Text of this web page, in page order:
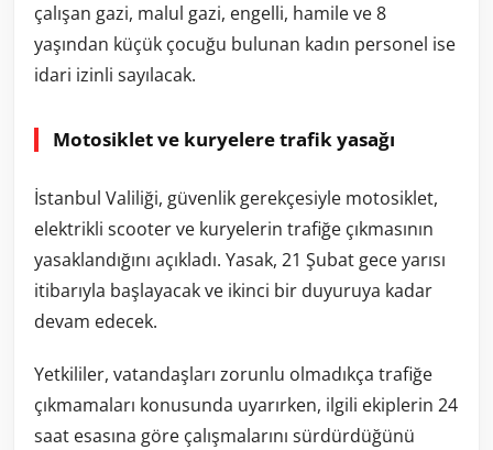
çalışan gazi, malul gazi, engelli, hamile ve 8
yaşından küçük çocuğu bulunan kadın personel ise
idari izinli sayılacak.
Motosiklet ve kuryelere trafik yasağı
İstanbul Valiliği, güvenlik gerekçesiyle motosiklet,
elektrikli scooter ve kuryelerin trafiğe çıkmasının
yasaklandığını açıkladı. Yasak, 21 Şubat gece yarısı
itibarıyla başlayacak ve ikinci bir duyuruya kadar
devam edecek.
Yetkililer, vatandaşları zorunlu olmadıkça trafiğe
çıkmamaları konusunda uyarırken, ilgili ekiplerin 24
saat esasına göre çalışmalarını sürdürdüğünü